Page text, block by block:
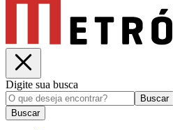
Digite sua busca
Buscar
Buscar